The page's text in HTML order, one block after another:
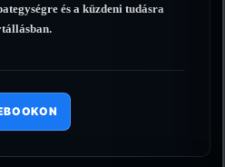
és a küzdeni tudásra